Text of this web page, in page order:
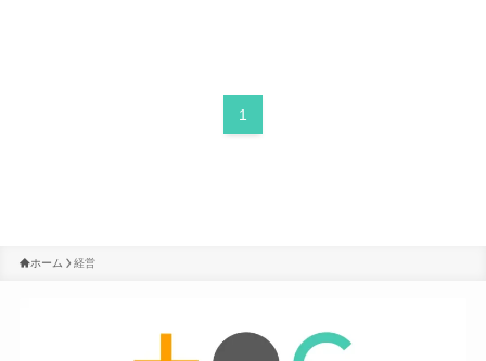
1
ホーム 経営